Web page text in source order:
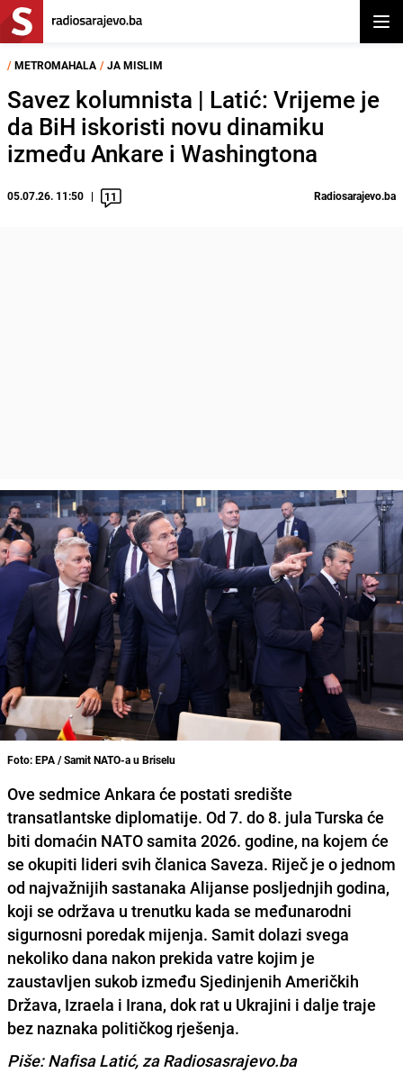
/ METROMAHALA / JA MISLIM
Savez kolumnista | Latić: Vrijeme je
da BiH iskoristi novu dinamiku
između Ankare i Washingtona
05.07.26. 11:50 11 Radiosarajevo.ba
Foto: EPA / Samit NATO-a u Briselu
Ove sedmice Ankara će postati središte
transatlantske diplomatije. Od 7. do 8. jula Turska će
biti domaćin NATO samita 2026. godine, na kojem će
se okupiti lideri svih članica Saveza. Riječ je o jednom
od najvažnijih sastanaka Alijanse posljednjih godina,
koji se održava u trenutku kada se međunarodni
sigurnosni poredak mijenja. Samit dolazi svega
nekoliko dana nakon prekida vatre kojim je
zaustavljen sukob između Sjedinjenih Američkih
Država, Izraela i Irana, dok rat u Ukrajini i dalje traje
bez naznaka političkog rješenja.
Piše: Nafisa Latić, za Radiosasrajevo.ba